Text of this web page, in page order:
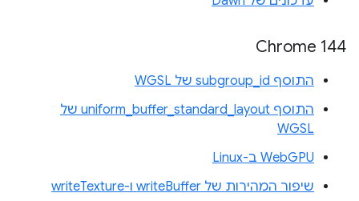
Chrome 144
התוסף subgroup_id של WGSL
התוסף uniform_buffer_standard_layout של
WGSL
WebGPU ב-Linux
שיפור המהירות של writeBuffer ו-writeTexture